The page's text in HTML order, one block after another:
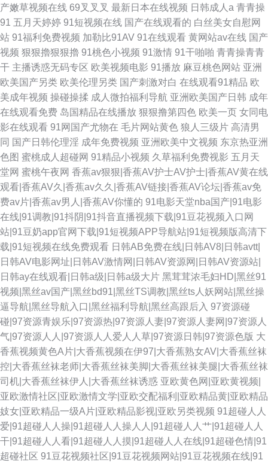
产嫩草视频在线 69叉叉叉 最新日本在线视频 日韩成人a 青青操
91 五月天婷婷 91短视频在线 国产在线观看的 白丝美女自慰网
站 91福利免费视频 加勒比91AV 91在线观看 黄网站av在线 国产
视频 狠狠擼狠狠擼 91桃色小视频 91激情 91干啪啪 青青操青青
干 主播诱惑无码专区 欧美视频电影 91播放 麻豆桃色网站 亚洲
欧美国产另类 欧美伦理另类 国产刺激对白 在线观看91精品 欧
美成年视频 操碰操揉 成人微拍福利导航 亚洲欧美国产日韩 成年
在线观看免费 岛国精品在线播放 狠狠撸第四色 欧美一页 女同电
影在线观看 91网国产尤物在 毛片网站黄色 狼人三级片 高清男
同 国产日韩伦理淫 成年免费视频 亚洲欧美中文视频 东京热亚洲
色图 蜜桃成人超碰网 91精品小视频 久草福利免费视影 五月天
堂网 蜜桃午夜网 香蕉av狠狠|香蕉AV护士AV护士|香蕉AV黄在线
观看|香蕉AV久|香蕉av久久|香蕉AV链接|香蕉AV论坛|香蕉av免
费av片|香蕉av男人|香蕉AV你懂的 91电影天堂nba国产|91电影
在线|91调教|91抖阴|91抖音直播视频下载|91豆花视频入口网
站|91豆奶app官网下载|91短视频APP导航站|91短视频版高清下
载|91短视频在线免费观看 日韩AB免费在线|日韩AV8|日韩avtt|
日韩AV电影网址|日韩AV激情网|日韩AV资源网|日韩AV资源站|
日韩ay在线观看|日韩a级|日韩a级大片 黑茸茸浓毛妇HD|黑丝91
视频|黑丝av国产|黑丝bd91|黑丝TS调教|黑丝ts人妖网站|黑丝操
逼导航|黑丝导航入口|黑丝福利导航|黑丝高跟后入 97资源碰
碰|97资源青娱乐|97资源热|97资源人妻|97资源人妻网|97资源人
气|97资源人人|97资源人人爱人人草|97资源日韩|97资源色版 大
香蕉视频黄色A片|大香蕉视频在伊97|大香蕉熟女AV|大香蕉丝袜
控|大香蕉丝袜老师|大香蕉丝袜美脚|大香蕉丝袜美腿|大香蕉丝袜
司机|大香蕉丝袜伊人|大香蕉丝袜诱惑 亚欧黄色网|亚欧黄视频|
亚欧激情社区|亚欧激情文学|亚欧交配福利|亚欧精品黄|亚欧精品
妓女|亚欧精品一级A片|亚欧精品影视|亚欧另类视频 91超碰人人
爱|91超碰人人操|91超碰人人操人人|91超碰人人艹|91超碰人人
干|91超碰人人看|91超碰人人摸|91超碰人人在线|91超碰色情|91
超碰社区 91豆花视频社区|91豆花视频网站|91豆花视频在线|91